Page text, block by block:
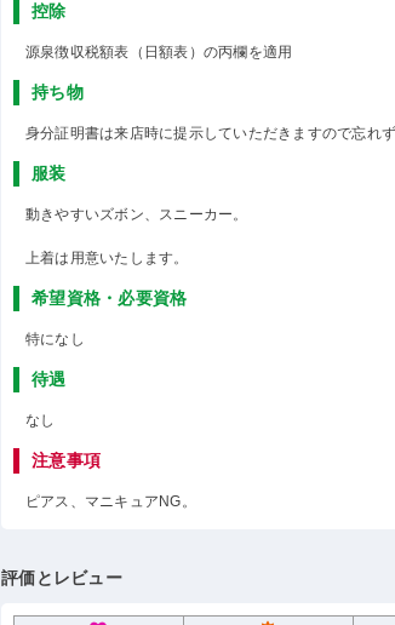
控除
源泉徴収税額表（日額表）の丙欄を適用
持ち物
身分証明書は来店時に提示していただきますので忘れ
服装
動きやすいズボン、スニーカー。
上着は用意いたします。
希望資格・必要資格
特になし
待遇
なし
注意事項
ピアス、マニキュアNG。
評価とレビュー